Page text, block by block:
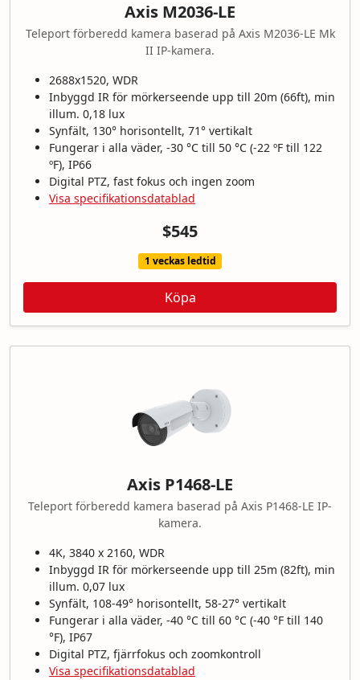
Axis M2036-LE
Teleport förberedd kamera baserad på Axis M2036-LE Mk
II IP-kamera.
2688x1520, WDR
Inbyggd IR för mörkerseende upp till 20m (66ft), min
illum. 0,18 lux
Synfält, 130° horisontellt, 71° vertikalt
Fungerar i alla väder, -30 °C till 50 °C (-22 ºF till 122
ºF), IP66
Digital PTZ, fast fokus och ingen zoom
Visa specifikationsdatablad
$545
1 veckas ledtid
Köpa
Axis P1468-LE
Teleport förberedd kamera baserad på Axis P1468-LE IP-
kamera.
4K, 3840 x 2160, WDR
Inbyggd IR för mörkerseende upp till 25m (82ft), min
illum. 0,07 lux
Synfält, 108-49° horisontellt, 58-27° vertikalt
Fungerar i alla väder, -40 °C till 60 °C (-40 °F till 140
°F), IP67
Digital PTZ, fjärrfokus och zoomkontroll
Visa specifikationsdatablad